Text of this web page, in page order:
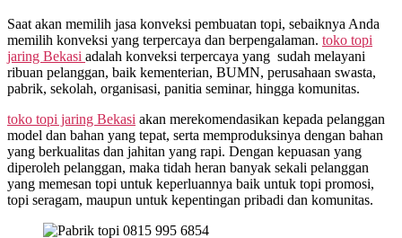
Saat akan memilih jasa konveksi pembuatan topi, sebaiknya Anda
memilih konveksi yang terpercaya dan berpengalaman. toko topi
jaring Bekasi adalah konveksi terpercaya yang sudah melayani
ribuan pelanggan, baik kementerian, BUMN, perusahaan swasta,
pabrik, sekolah, organisasi, panitia seminar, hingga komunitas.
toko topi jaring Bekasi akan merekomendasikan kepada pelanggan
model dan bahan yang tepat, serta memproduksinya dengan bahan
yang berkualitas dan jahitan yang rapi. Dengan kepuasan yang
diperoleh pelanggan, maka tidah heran banyak sekali pelanggan
yang memesan topi untuk keperluannya baik untuk topi promosi,
topi seragam, maupun untuk kepentingan pribadi dan komunitas.